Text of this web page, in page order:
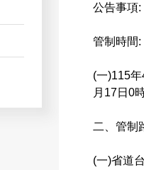
公告事項:
管制時間:
(一)115
月17日0
二、管制
(一)省道